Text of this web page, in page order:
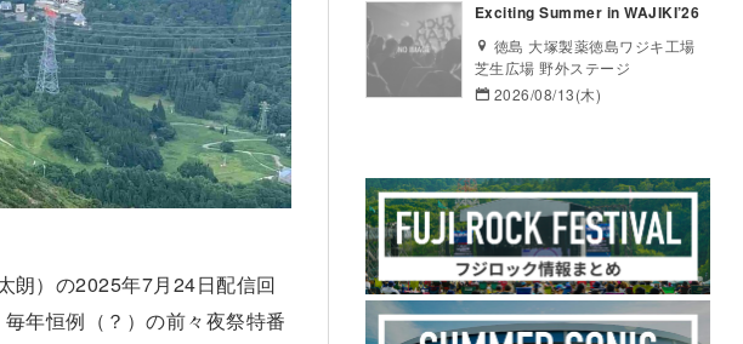
朗）の2025年7月24日配信回
年恒例（？）の前々夜祭特番
Exciting Summer in WAJIKI’26
徳島 大塚製薬徳島ワジキ工場
芝生広場 野外ステージ
2026/08/13(木)